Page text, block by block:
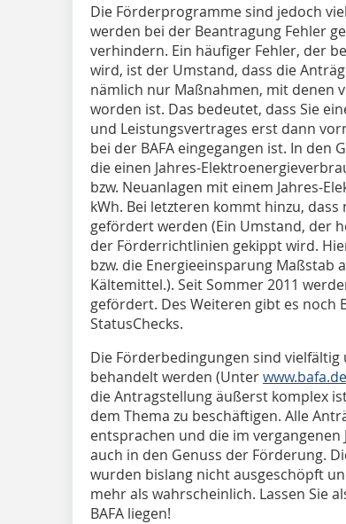
Die Förderprogramme sind jedoch
werden bei der Beantragung Fehler
verhindern. Ein häufiger Fehler, der
wird, ist der Umstand, dass die
nämlich nur Maßnahmen, mit denen
worden ist. Das bedeutet, dass Sie
und Leistungsvertrages erst dann
bei der BAFA eingegangen ist. In den
die einen Jahres-
bzw. Neuanlagen mit einem Jahres-
kWh. Bei letzteren kommt hinzu,
gefördert werden (Ein Umstand, der
der Förderrichtlinien gekippt wird.
bzw. die Energieeinsparung Maßstab
Kältemittel.). Seit Sommer 2011
gefördert. Des Weiteren gibt es
StatusChecks.
Die Förderbedingungen sind
behandelt werden (Unterwww.bafa.de
die Antragstellung äußerst komplex
dem Thema zu beschäftigen. Alle
entsprachen und die im vergangenen
auch in den Genuss der Förderung.
wurden bislang nicht ausgeschöpft
mehr als wahrscheinlich. Lassen Sie
BAFA liegen!